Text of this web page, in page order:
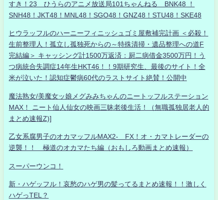
すき！23 ひうらのアニメ放送局101ちゃんねる BNK48 ！
SNH48！JKT48！MNL48！SGO48！GNZ48！STU48！SKE48
ヒウラッフルのハーニーフィニッシュゴミ屋敷補完計画 ＜必殺！
生前整理人！孤立し孤独死からの～特殊清掃・遺品整理への道F
完結編＞ キャッシング計1500万返済：厨二病借金3500万円！う
つ病統合失調症14年生HKT46！！9期研究生、最後のサイト！全
米が泣いた！認知症鬱病60代のラストサイト絶賛！公開中
魔法熟女/美魔女ッ娘メグみみちゃんのニートッフルステーション
MAX！ ニート仙人仙女の映画三昧老後生活！（無職孤独居老人的
まとめ速報Z)]
乙女系腐男子のオカマッフルMAX2- FX！オ・カマトレーダーの
逆襲！！ 極道のオカマたち編（おもしろ動画まとめ速報）
スーパーウンコ！
新・ハゲッフル！哀愁のハゲ男の髪ってるまとめ速報！！激しく
ハゲっTEL？